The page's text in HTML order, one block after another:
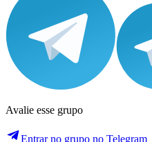
Avalie esse grupo
Entrar no grupo no Telegram